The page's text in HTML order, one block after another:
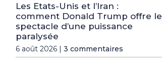
Les Etats-Unis et l’Iran :
comment Donald Trump offre le
spectacle d’une puissance
paralysée
6 août 2026 | 3 commentaires